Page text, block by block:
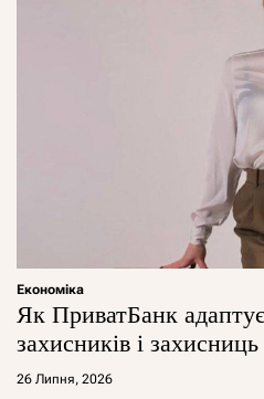
Економіка
Як ПриватБанк
захисників і
26 Липня, 2026